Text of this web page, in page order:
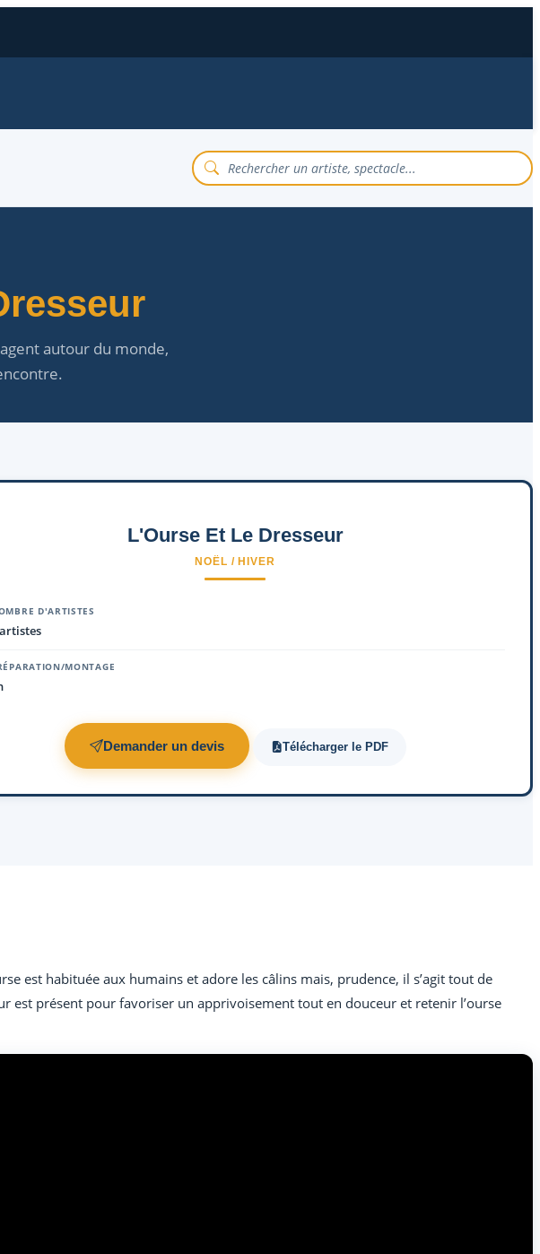
autour du monde,
L'Ourse Et Le Dresseur
NOËL / HIVER
D'ARTISTES
MONTAGE
Demander un devis Télécharger le PDF
est habituée aux humains et adore les câlins mais, prudence, il s’agit tout de
est présent pour favoriser un apprivoisement tout en douceur et retenir l’ourse